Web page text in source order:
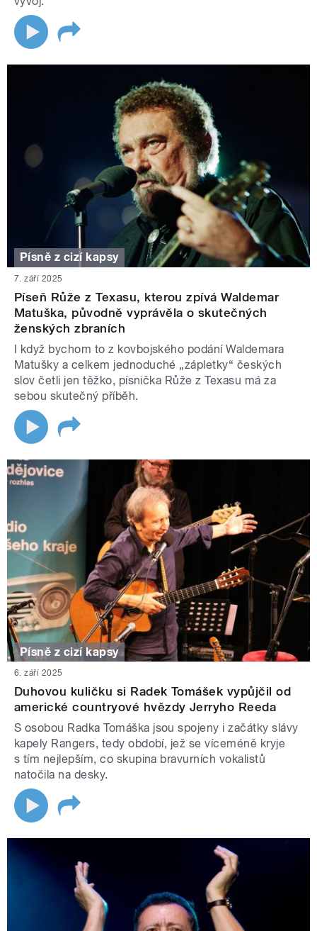
Písně z cizí kapsy
7. září 2025
Píseň Růže z Texasu, kterou zpívá Waldemar
Matuška, původně vyprávěla o skutečných
ženských zbraních
I když bychom to z kovbojského podání Waldemara
Matušky a celkem jednoduché „zápletky“ českých
slov četli jen těžko, písnička Růže z Texasu má za
sebou skutečný příběh.
Písně z cizí kapsy
6. září 2025
Duhovou kuličku si Radek Tomášek vypůjčil od
americké countryové hvězdy Jerryho Reeda
S osobou Radka Tomáška jsou spojeny i začátky slávy
kapely Rangers, tedy období, jež se víceméně kryje
s tím nejlepším, co skupina bravurních vokalistů
natočila na desky.